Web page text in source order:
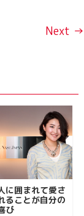
Next →
に囲まれて愛さ
ることが自分の
び